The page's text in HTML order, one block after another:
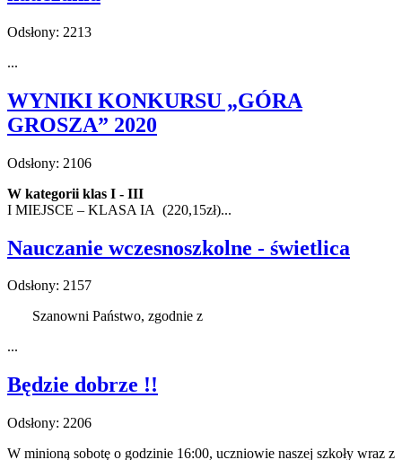
Odsłony: 2213
...
WYNIKI KONKURSU „GÓRA
GROSZA” 2020
Odsłony: 2106
W kategorii klas I - III
I MIEJSCE – KLASA IA (220,15zł)...
Nauczanie wczesnoszkolne - świetlica
Odsłony: 2157
Szanowni Państwo, zgodnie z
...
Będzie dobrze !!
Odsłony: 2206
W minioną sobotę o godzinie 16:00, uczniowie naszej szkoły wraz z